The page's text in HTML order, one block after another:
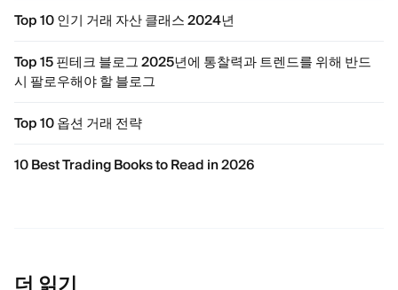
Top 10 인기 거래 자산 클래스 2024년
Top 15 핀테크 블로그 2025년에 통찰력과 트렌드를 위해 반드
시 팔로우해야 할 블로그
Top 10 옵션 거래 전략
10 Best Trading Books to Read in 2026
더 읽기